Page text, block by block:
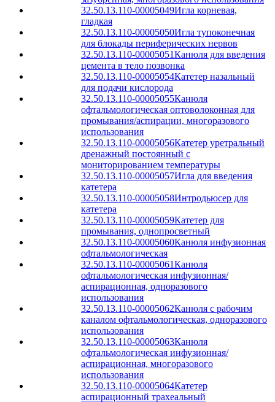
32.50.13.110-00005049Игла корневая,
гладкая
32.50.13.110-00005050Игла тупоконечная
для блокады периферических нервов
32.50.13.110-00005051Канюля для введения
цемента в тело позвонка
32.50.13.110-00005054Катетер назальный
для подачи кислорода
32.50.13.110-00005055Канюля
офтальмологическая оптоволоконная для
промывания/аспирации, многоразового
использования
32.50.13.110-00005056Катетер уретральный
дренажный постоянный с
мониторированием температуры
32.50.13.110-00005057Игла для введения
катетера
32.50.13.110-00005058Интродьюсер для
катетера
32.50.13.110-00005059Катетер для
промывания, однопросветный
32.50.13.110-00005060Канюля инфузионная
офтальмологическая
32.50.13.110-00005061Канюля
офтальмологическая инфузионная/
аспирационная, одноразового
использования
32.50.13.110-00005062Канюля с рабочим
каналом офтальмологическая, одноразового
использования
32.50.13.110-00005063Канюля
офтальмологическая инфузионная/
аспирационная, многоразового
использования
32.50.13.110-00005064Катетер
аспирационный трахеальный